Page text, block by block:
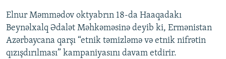
Elnur Məmmədov oktyabrın 18-da Haaqadakı
Beynəlxalq Ədalət Məhkəməsinə deyib ki, Ermənistan
Azərbaycana qarşı “etnik təmizləmə və etnik nifrətin
qızışdırılması” kampaniyasını davam etdirir.